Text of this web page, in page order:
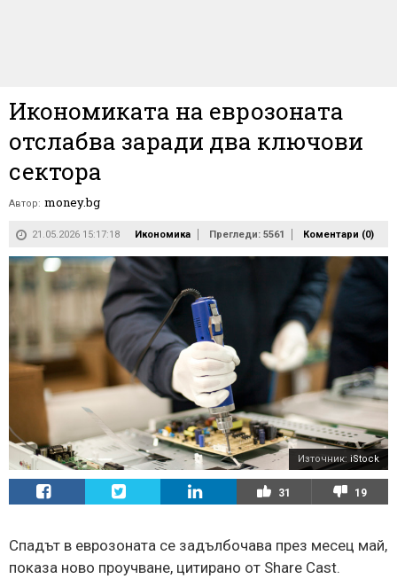
Икономиката на еврозоната
отслабва заради два ключови
сектора
Автор: money.bg
21.05.2026 15:17:18 Икономика Прегледи: 5561 Коментари (0)
Източник: iStock
31 19
Спадът в еврозоната се задълбочава през месец май,
показа ново проучване, цитирано от Share Cast.